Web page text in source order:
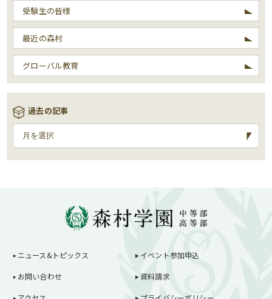
受験生の皆様
最近の森村
グローバル教育
過去の記事
ニュース&トピックス イベント参加申込
お問い合わせ 資料請求